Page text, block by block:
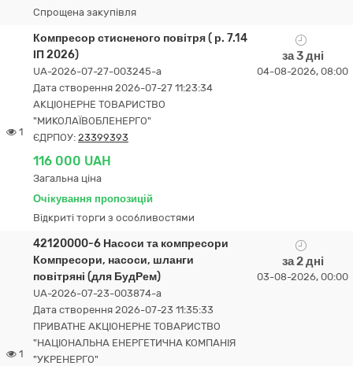
Спрощена закупівля
1
Компресор стисненого повітря ( р. 7.14
ІП 2026)
UA-2026-07-27-003245-a
Дата створення 2026-07-27 11:23:34
АКЦІОНЕРНЕ ТОВАРИСТВО
"МИКОЛАЇВОБЛЕНЕРГО"
ЄДРПОУ: 23399393
116 000 UAH
Загальна ціна
Очікування пропозицій
Відкриті торги з особливостями
за 3 дні
04-08-2026, 08:00
1
42120000-6 Насоси та компресори
Компресори, насоси, шланги
повітряні (для БудРем)
UA-2026-07-23-003874-a
Дата створення 2026-07-23 11:35:33
ПРИВАТНЕ АКЦІОНЕРНЕ ТОВАРИСТВО
"НАЦІОНАЛЬНА ЕНЕРГЕТИЧНА КОМПАНІЯ
"УКРЕНЕРГО"
за 2 дні
03-08-2026, 00:00